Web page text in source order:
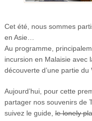
Cet été, nous sommes
en Asie…
Au programme,
incursion en Malaisie avec
découverte d’une partie du
Aujourd’hui, pour cette
partager nos souvenirs de
suivez le guide, le lonely